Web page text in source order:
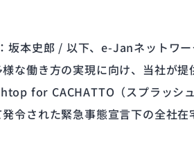
本史郎 / 以下、e-Janネットワー
な働き方の実現に向け、当社が
for CACHATTO（スプラッシ
令された緊急事態宣言下の全社